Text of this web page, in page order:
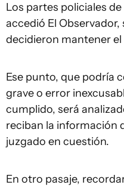
Los partes policiales
accedió El
decidieron mantener
Ese punto, que podría
grave o error
cumplido, será
reciban la información
juzgado en cuestión.
En otro pasaje,